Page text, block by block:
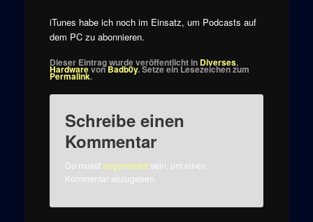
iTunes habe ich noch im Einsatz, um Podcasts auf
dem PC zu abonnieren.
Dieser Eintrag wurde veröffentlicht in Diverses,
HardwarevonBadb0y. Setze ein Lesezeichen zum
Permalink.
Schreibe einen
Kommentar
Du musstangemeldetsein, um einen
Kommentar abzugeben.